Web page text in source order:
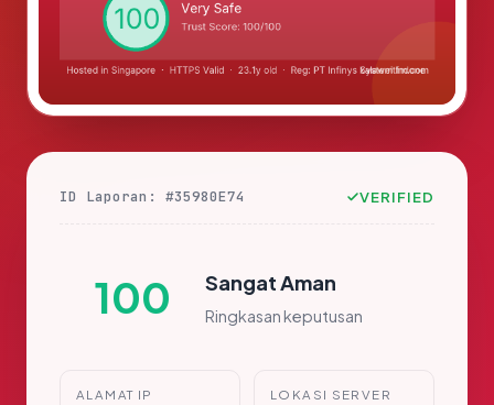
ID Laporan: #35980E74 VERIFIED
100 Sangat Aman
Ringkasan keputusan
ALAMAT IP LOKASI SERVER